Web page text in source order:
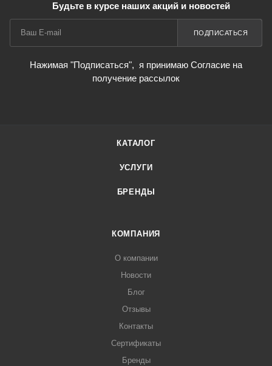
Будьте в курсе наших акций и новостей
ПОДПИСАТЬСЯ
Нажимая "Подписаться", я принимаю Согласие на
получение рассылок
КАТАЛОГ
УСЛУГИ
БРЕНДЫ
КОМПАНИЯ
О компании
Новости
Блог
Отзывы
Контакты
Сертификаты
Бренды